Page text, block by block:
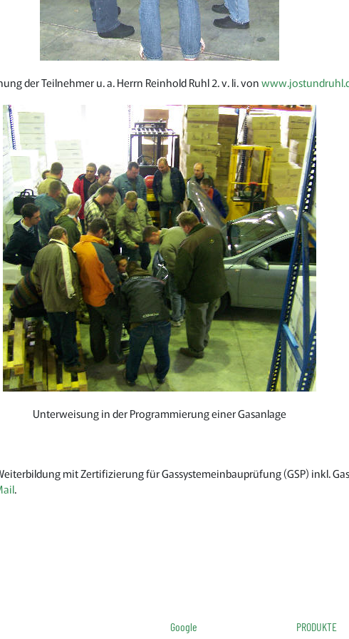
der Teilnehmer u. a. Herrn Reinhold Ruhl 2. v. li. von
Unterweisung in der Programmierung einer Gasanlage
mit Zertifizierung für Gassystemeinbauprüfung (GSP) inkl.
.
Google PRODUKTE